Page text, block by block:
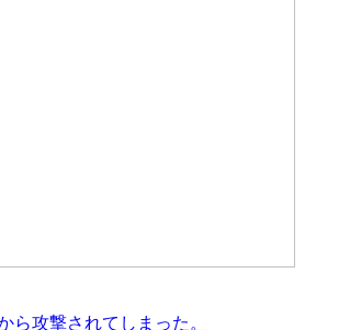
ら攻撃されてしまった。